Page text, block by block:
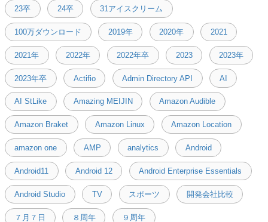
23卒 24卒 31アイスクリーム
100万ダウンロード 2019年 2020年 2021
2021年 2022年 2022年卒 2023 2023年
2023年卒 Actifio Admin Directory API AI
AI StLike Amazing MEIJIN Amazon Audible
Amazon Braket Amazon Linux Amazon Location
amazon one AMP analytics Android
Android11 Android 12 Android Enterprise Essentials
Android Studio TV スポーツ 開発会社比較
７月７日 ８周年 ９周年